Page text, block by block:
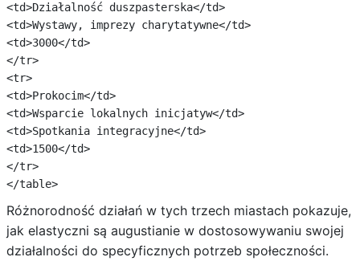
<td>Działalność duszpasterska</td>
<td>Wystawy, imprezy charytatywne</td>
<td>3000</td>
</tr>
<tr>
<td>Prokocim</td>
<td>Wsparcie lokalnych inicjatyw</td>
<td>Spotkania integracyjne</td>
<td>1500</td>
</tr>
</table>
Różnorodność działań w tych trzech miastach pokazuje,
jak elastyczni są augustianie w dostosowywaniu swojej
działalności do specyficznych potrzeb społeczności.